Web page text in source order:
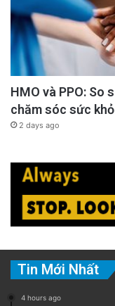
HMO và PPO: So
chăm sóc sức
2 days ago
Tin Mới Nhất
4 hours ago